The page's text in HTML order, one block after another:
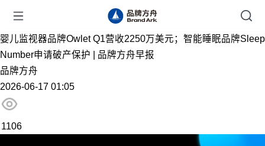
婴儿监视器品牌Owlet Q1营收2250万美元；智能睡眠品牌Sleep
Number申请破产保护 | 品牌方舟早报
品牌方舟
2026-06-17 01:05
1106